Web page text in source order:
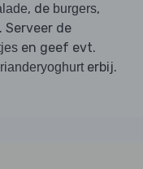
, de burgers,
. Serveer de
en geef evt.
erbij.